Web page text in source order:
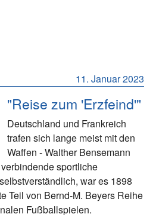
11. Januar 2023
"Reise zum 'Erzfeind'"
Deutschland und Frankreich
trafen sich lange meist mit den
Waffen - Walther Bensemann
sportliche
war es 1898
Teil von Bernd-M. Beyers Reihe
Fußballspielen.